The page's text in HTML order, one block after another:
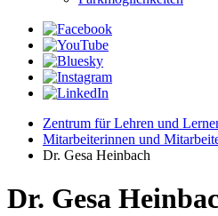
Zentrum für Lehren und
Mitarbeiterinnen und
Dr. Gesa Heinbach
Dr. Gesa